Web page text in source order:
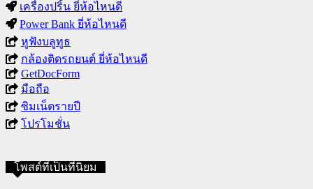
เครื่องปริ้น ยี่ห้อไหนดี
Power Bank ยี่ห้อไหนดี
หูฟังบลูทูธ
กล้องติดรถยนต์ ยี่ห้อไหนดี
GetDocForm
มือถือ
ซิมเน็ตรายปี
โปรโมชั่น
โพสต์ที่เป็นที่นิยม